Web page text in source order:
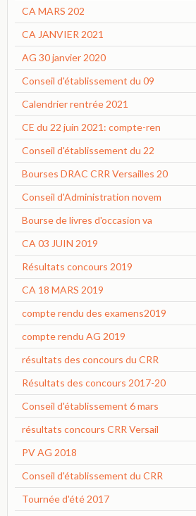
CA MARS 202
CA JANVIER 2021
AG 30 janvier 2020
Conseil d'établissement du 09
Calendrier rentrée 2021
CE du 22 juin 2021: compte-ren
Conseil d'établissement du 22
Bourses DRAC CRR Versailles 20
Conseil d'Administration novem
Bourse de livres d'occasion va
CA 03 JUIN 2019
Résultats concours 2019
CA 18 MARS 2019
compte rendu des examens2019
compte rendu AG 2019
résultats des concours du CRR
Résultats des concours 2017-20
Conseil d'établissement 6 mars
résultats concours CRR Versail
PV AG 2018
Conseil d'établissement du CRR
Tournée d'été 2017